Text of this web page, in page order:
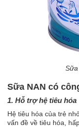
Sữa NAN có
1. Hỗ trợ hệ tiêu hóa
Hệ tiêu hóa của trẻ
vấn đề về tiêu hóa,